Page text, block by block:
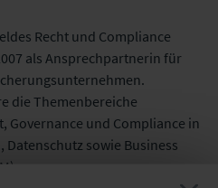
Recht und Compliance
als Ansprechpartnerin für
die Themenbereiche
Governance und Compliance in
sowie Business